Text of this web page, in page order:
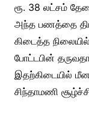
ரூ. 38 லட்சம்
அந்த பணத்தை
கிடைத்த
போட்டபின்
இதற்கிடையில்
சிந்தாமணி